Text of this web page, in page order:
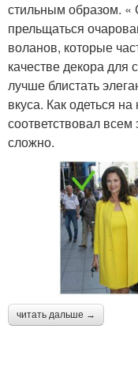
стильным образом. «
прельщаться
воланов, которые
качестве декора
лучше блистать
вкуса. Как одеться
соответствовал
сложно.
читать дальше →